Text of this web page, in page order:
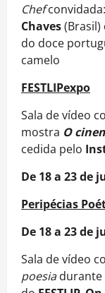
Chefconvidada:
Chaves(Brasil)
do doce
camelo
FESTLIPexpo
Sala de vídeo
mostra O
cedida pelo
De 18 a 23 de
Peripécias
De 18 a 23 de
Sala de vídeo
poesiadurante